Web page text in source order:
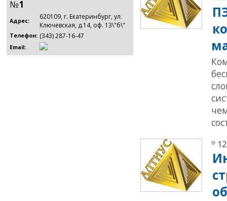
№1
Адрес:
620109, г. Екатеринбург, ул.
Ключевская, д.14, оф. 13\"б\"
Телефон: (343) 287-16-47
Email: